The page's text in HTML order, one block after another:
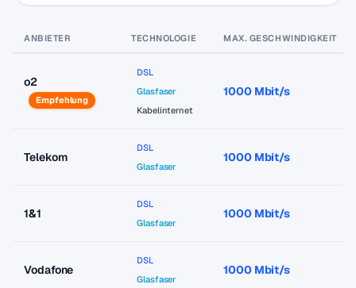
ANBIETER TECHNOLOGIE MAX. GESCHWINDIGKEIT
o2
Empfehlung
DSL
Glasfaser
Kabelinternet
1000 Mbit/s
Telekom
DSL
Glasfaser
1000 Mbit/s
1&1
DSL
Glasfaser
1000 Mbit/s
Vodafone
DSL
Glasfaser
1000 Mbit/s